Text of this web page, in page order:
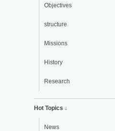
Objectives
structure
Missions
History
Research
Hot Topics ↓
News